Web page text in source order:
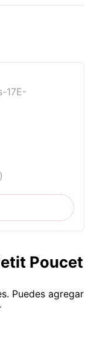
17E-
Poucet
Puedes agregar